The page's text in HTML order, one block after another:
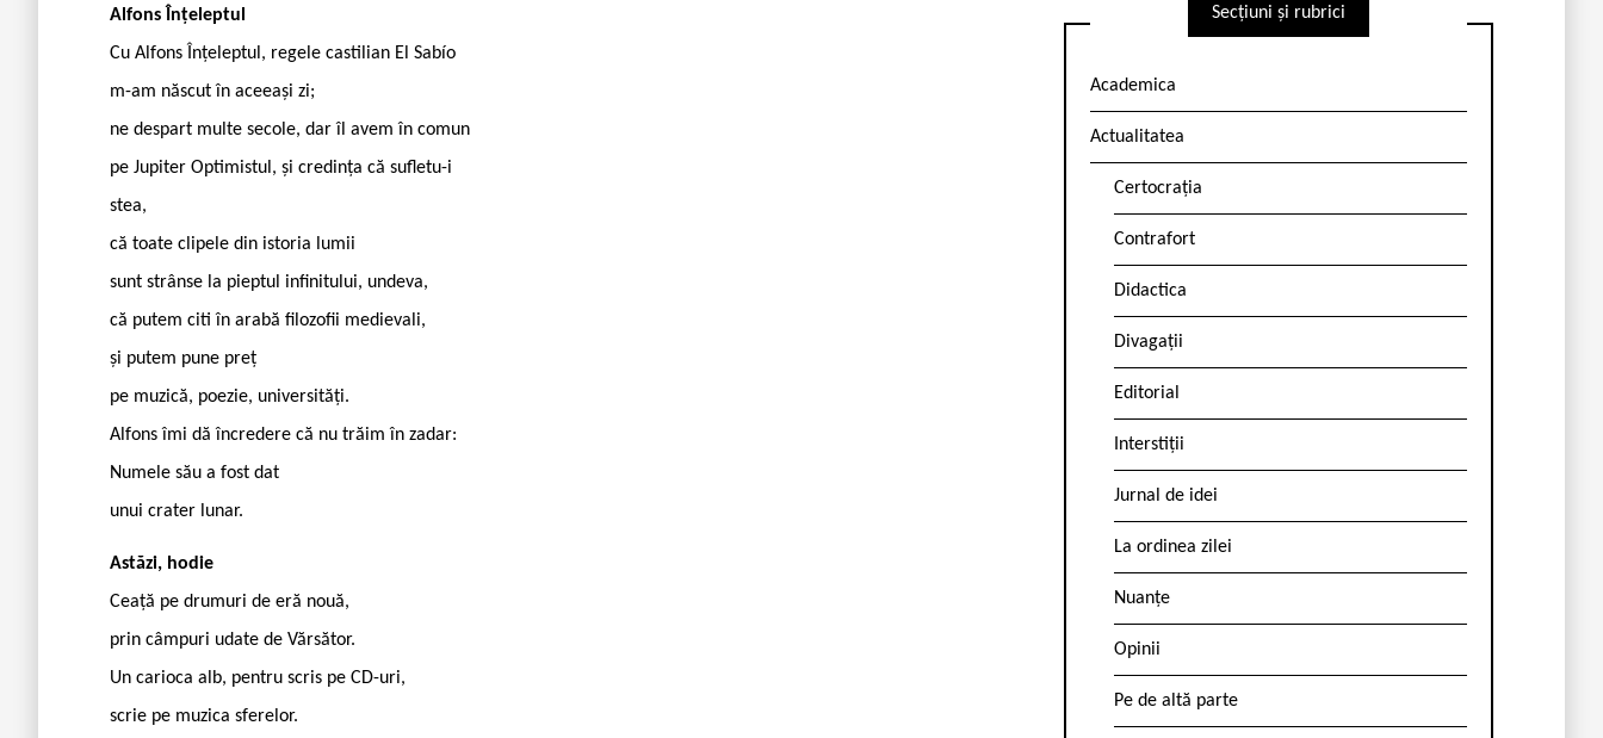
Alfons Înțeleptul
Cu Alfons Înțeleptul, regele castilian El Sabío
m-am născut în aceeași zi;
ne despart multe secole, dar îl avem în comun
pe Jupiter Optimistul, și credința că sufletu-i
stea,
că toate clipele din istoria lumii
sunt strânse la pieptul infinitului, undeva,
că putem citi în arabă filozofii medievali,
și putem pune preț
pe muzică, poezie, universități.
Alfons îmi dă încredere că nu trăim în zadar:
Numele său a fost dat
unui crater lunar.
Astăzi, hodie
Ceață pe drumuri de eră nouă,
prin câmpuri udate de Vărsător.
Un carioca alb, pentru scris pe CD-uri,
scrie pe muzica sferelor.
Secțiuni și rubrici
Academica
Actualitatea
Certocrația
Contrafort
Didactica
Divagații
Editorial
Interstiții
Jurnal de idei
La ordinea zilei
Nuanțe
Opinii
Pe de altă parte